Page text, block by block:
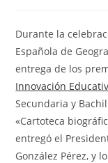
entrada:
Durante la
Española de
entrega de los
Innovación
Secundaria y
«Cartoteca
entregó el
González Pérez, y